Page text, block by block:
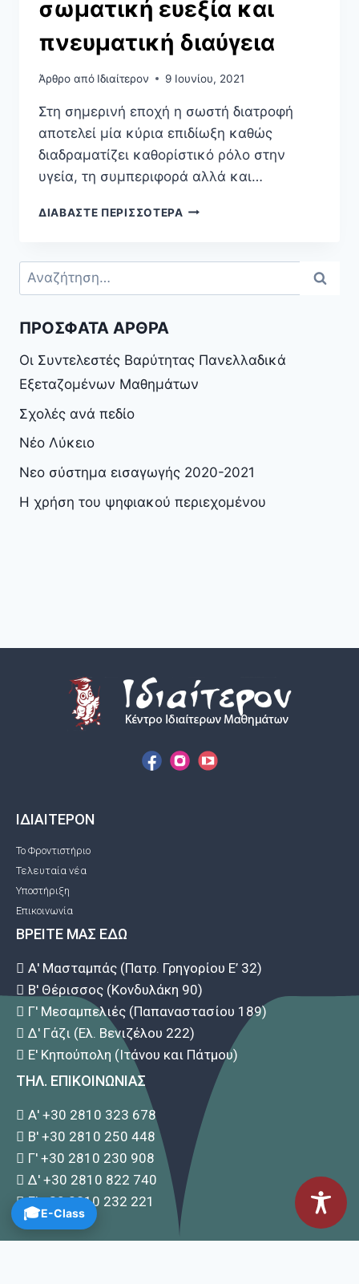
σωματική ευεξία και
πνευματική διαύγεια
Άρθρο από Ιδιαίτερον 9 Ιουνίου, 2021
Στη σημερινή εποχή η σωστή διατροφή
αποτελεί μία κύρια επιδίωξη καθώς
διαδραματίζει καθορίστικό ρόλο στην
υγεία, τη συμπεριφορά αλλά και…
ΔΙΑΒΆΣΤΕ ΠΕΡΙΣΣΌΤΕΡΑ
ΠΡΌΣΦΑΤΑ ΆΡΘΡΑ
Οι Συντελεστές Βαρύτητας Πανελλαδικά
Εξεταζομένων Μαθημάτων
Σχολές ανά πεδίο
Νέο Λύκειο
Νεο σύστημα εισαγωγής 2020-2021
Η χρήση του ψηφιακού περιεχομένου
ΙΔΙΑΙΤΕΡΟΝ
Το Φροντιστήριο
Τελευταία νέα
Υποστήριξη
Επικοινωνία
ΒΡΕΙΤΕ ΜΑΣ ΕΔΩ
Α' Μασταμπάς (Πατρ. Γρηγορίου Ε’ 32)
Β' Θέρισσος (Κονδυλάκη 90)
Γ' Μεσαμπελιές (Παπαναστασίου 189)
Δ' Γάζι (Ελ. Βενιζέλου 222)
Ε' Κηπούπολη (Ιτάνου και Πάτμου)
ΤΗΛ. ΕΠΙΚΟΙΝΩΝΙΑΣ
Α' +30 2810 323 678
Β' +30 2810 250 448
Γ' +30 2810 230 908
Δ' +30 2810 822 740
Ε' +30 2810 232 221
🎓E-Class